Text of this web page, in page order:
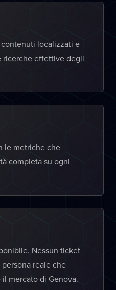
localizzati e
ricerche effettive degli
le metriche che
completa su ogni
Nessun ticket
reale che
mercato di Genova.